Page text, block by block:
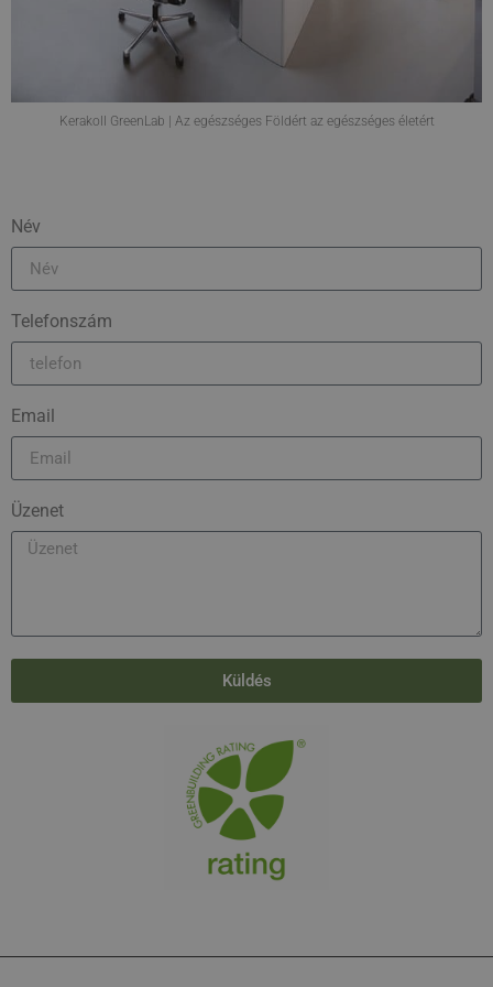
Kerakoll GreenLab | Az egészséges Földért az egészséges életért
Név
Telefonszám
Email
Üzenet
Küldés